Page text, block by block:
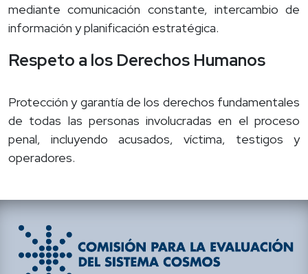
mediante comunicación constante, intercambio de
información y planificación estratégica.
Respeto a los Derechos Humanos
Protección y garantía de los derechos fundamentales
de todas las personas involucradas en el proceso
penal, incluyendo acusados, víctima, testigos y
operadores.